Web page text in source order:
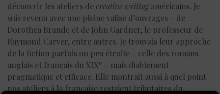
découvrir les ateliers de creative writingaméricains. Je
suis revenu avec une pleine valise d’ouvrages – de
Dorothea Brande et de John Gardner, le professeur de
Raymond Carver, entre autres. Je trouvais leur approche
de la fiction parfois un peu étroite – celle des romans
anglais et français du XIXe – mais diablement
pragmatique et efficace. Elle montrait aussi à quel point
nos ateliers à la française restaient tributaires du